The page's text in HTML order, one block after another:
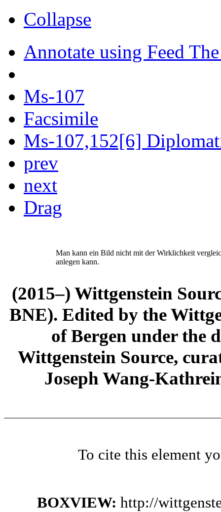
Collapse
Annotate using Feed
Ms-107
Facsimile
Ms-107,152[6]
prev
next
Drag
Man kann ein Bild nicht mit der Wirklichkeit
anlegen kann.
(2015–) Wittgenstein
BNE). Edited by the
of Bergen under the
Wittgenstein Source,
Joseph Wang-
To cite this element
BOXVIEW: http://